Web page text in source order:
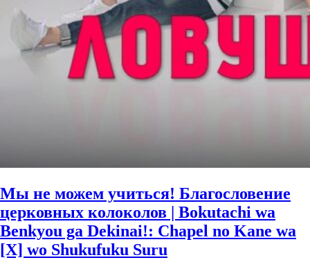
Мы не можем учиться! Благословение
церковных колоколов | Bokutachi wa
Benkyou ga Dekinai!: Chapel no Kane wa
[X] wo Shukufuku Suru